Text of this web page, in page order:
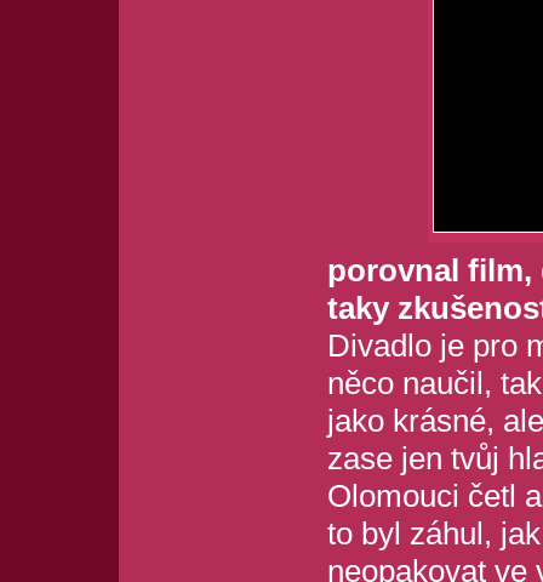
porovnal film,
taky
Divadlo je pro
něco naučil,
jako krásné,
zase jen tvůj
Olomouci četl
to byl záhul,
neopakovat